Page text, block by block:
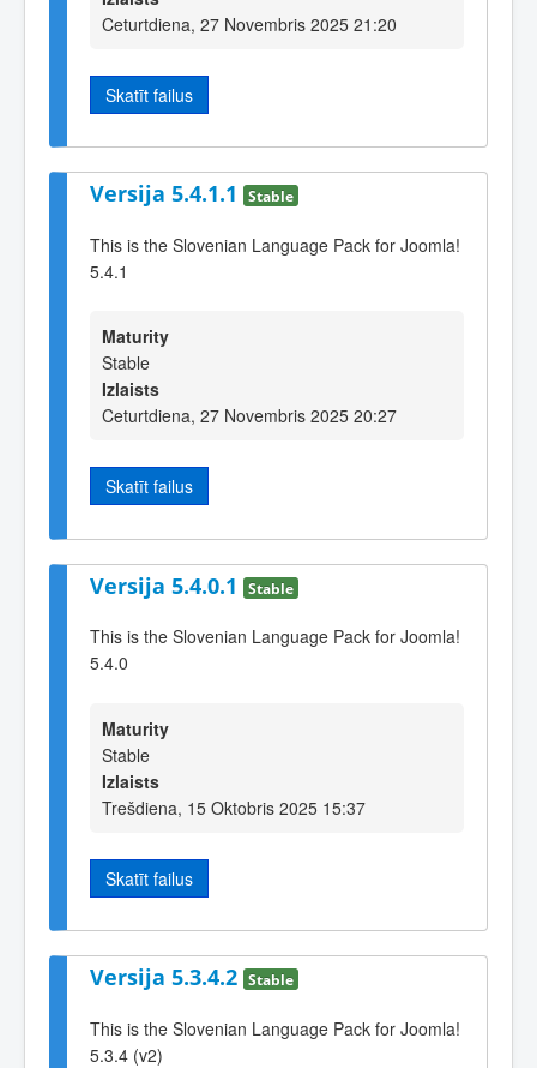
Ceturtdiena, 27 Novembris 2025 21:20
Skatīt failus
Versija 5.4.1.1 Stable
This is the Slovenian Language Pack for Joomla!
5.4.1
Maturity
Stable
Izlaists
Ceturtdiena, 27 Novembris 2025 20:27
Skatīt failus
Versija 5.4.0.1 Stable
This is the Slovenian Language Pack for Joomla!
5.4.0
Maturity
Stable
Izlaists
Trešdiena, 15 Oktobris 2025 15:37
Skatīt failus
Versija 5.3.4.2 Stable
This is the Slovenian Language Pack for Joomla!
5.3.4 (v2)